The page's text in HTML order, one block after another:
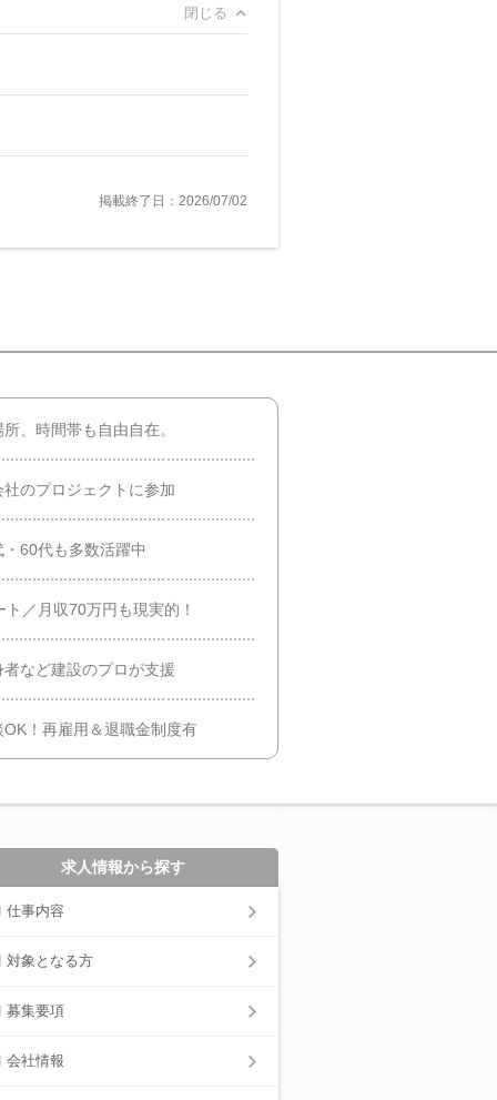
閉じる
掲載終了日：2026/07/02
、時間帯も自由自在。
のプロジェクトに参加
60代も多数活躍中
／月収70万円も現実的！
など建設のプロが支援
！再雇用＆退職金制度有
求人情報から探す
仕事内容
対象となる方
募集要項
会社情報